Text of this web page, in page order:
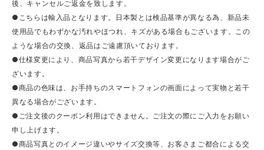
後、キャンセルご返金を致します。
●こちらは輸入品となります。日本製とは検品基準が異なる為、新品未
使用品でもわずかな汚れやほつれ、キズがある場合もございます。この
ような場合の交換、返品はご遠慮頂いております。
●仕様変更により、商品写真から若干デザイン変更になります場合がご
ざいます。
●商品の色味は、お手持ちのスマートフォンの画面によって実物と若干
異なる場合がございます。
●ご注文後のクーポン利用はできません。ご注文の際にご入力をお願い
申し上げます。
●商品写真とのイメージ違いやサイズ交換等、お客さまご都合による交